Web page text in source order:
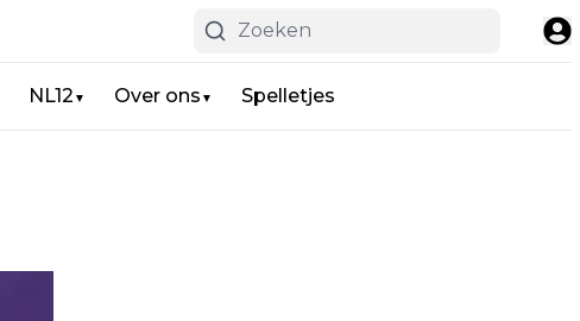
NL12 ▼ Over ons ▼ Spelletjes